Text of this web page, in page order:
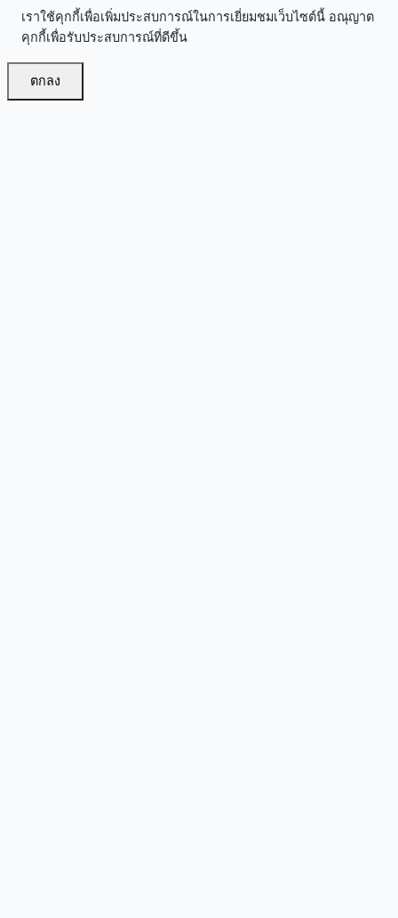
เราใช้คุกกี้เพื่อเพิ่มประสบการณ์ในการเยี่ยมชมเว็บไซต์นี้ อณุญาต
คุกกี้เพื่อรับประสบการณ์ที่ดีขึ้น
ตกลง